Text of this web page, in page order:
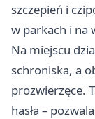
szczepień i
w parkach i na
Na miejscu
schroniska, a
prozwierzęce.
hasła –